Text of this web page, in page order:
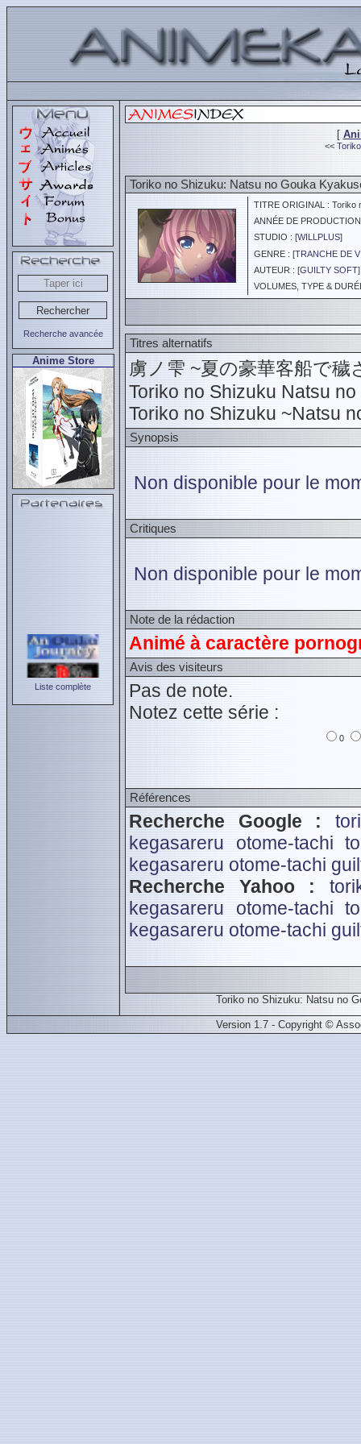
Recherche avancée
Anime Store
Liste complète
[
<<
Toriko no Shizuku: Natsu no Gouka
TITRE ORIGINAL : Toriko
ANNÉE DE
STUDIO : [WILLPLUS]
GENRE : [TRANCHE DE
AUTEUR : [GUILTY SOFT]
VOLUMES, TYPE &
Titres alternatifs
虜ノ雫 ~夏の豪華客船で穢
Toriko no Shizuku Natsu
Toriko no Shizuku ~Natsu
Synopsis
Non disponible pour le
Critiques
Non disponible pour le
Note de la rédaction
Animé à caractère
Avis des visiteurs
Pas de note.
Notez cette série :
0
Références
Recherche Google :
kegasareru otome-tachi
kegasareru otome-tachi
Recherche Yahoo :
kegasareru otome-tachi
kegasareru otome-tachi
Toriko no Shizuku: Natsu no
Version 1.7 - Copyright ©